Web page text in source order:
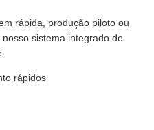
rápida, produção piloto ou
sistema integrado de
rápidos